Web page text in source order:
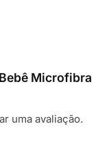
Microfibra
uma avaliação.